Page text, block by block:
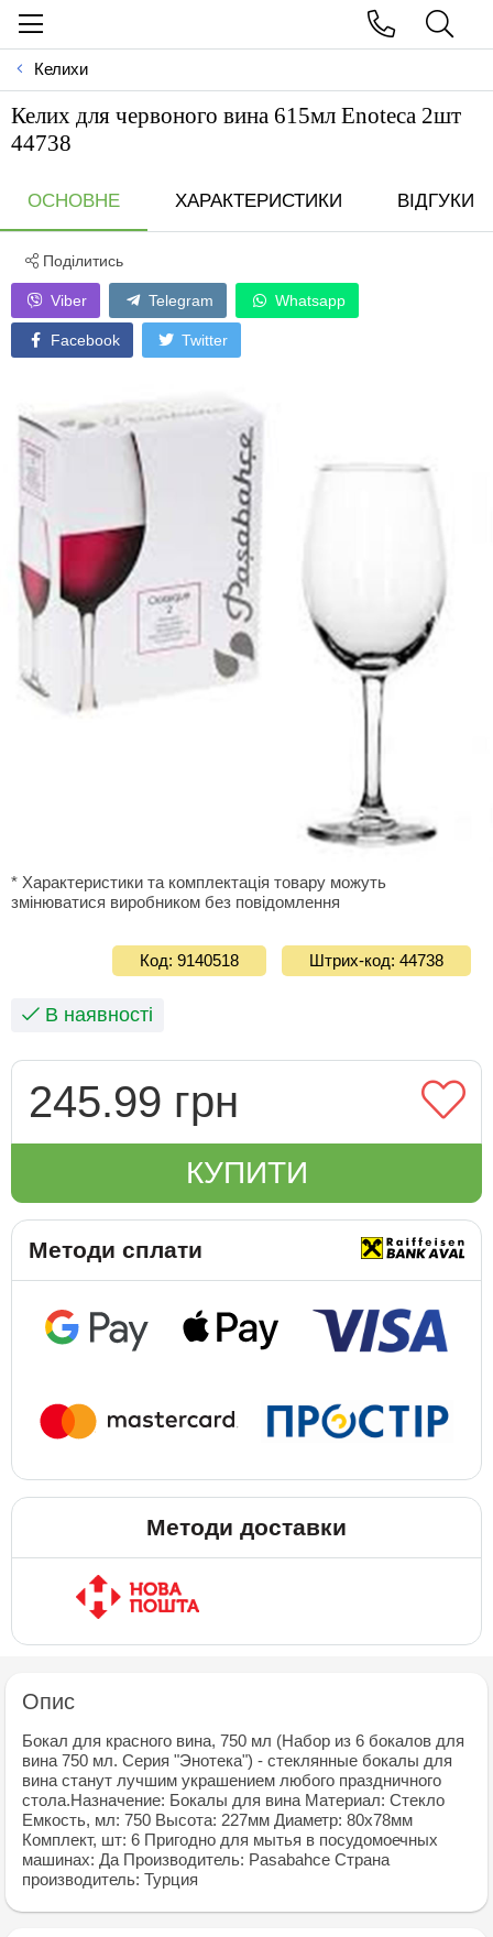
Келихи
Келих для червоного вина 615мл Enoteca 2шт
44738
ОСНОВНЕ ХАРАКТЕРИСТИКИ ВІДГУКИ
Поділитись
Viber Telegram Whatsapp
Facebook Twitter
* Характеристики та комплектація товару можуть
змінюватися виробником без повідомлення
Код: 9140518 Штрих-код: 44738
В наявності
245.99 грн
КУПИТИ
Методи сплати
Методи доставки
Опис
Бокал для красного вина, 750 мл (Набор из 6 бокалов для
вина 750 мл. Серия "Энотека") - стеклянные бокалы для
вина станут лучшим украшением любого праздничного
стола.Назначение: Бокалы для вина Материал: Стекло
Емкость, мл: 750 Высота: 227мм Диаметр: 80х78мм
Комплект, шт: 6 Пригодно для мытья в посудомоечных
машинах: Да Производитель: Рasabahce Страна
производитель: Турция